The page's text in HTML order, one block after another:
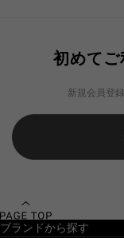
初めて
新規会員登
ブランドから探す